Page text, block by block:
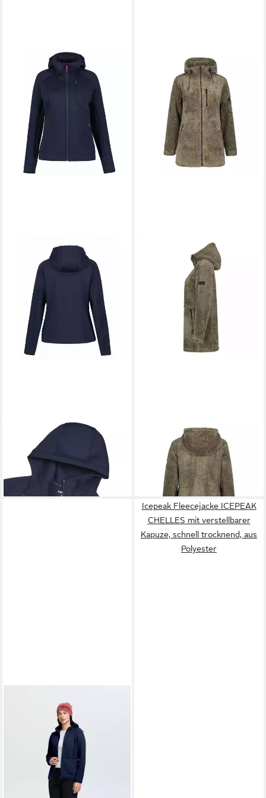
Strickfleecejacke
Bunnell Midlayer mit Kapuze
59,95 €
Strickfleecejacke
Chelles Teddy Fleecejacke
79,95 €
Icepeak Fleecejacke ICEPEAK
CHELLES mit verstellbarer
Kapuze, schnell trocknend, aus
Polyester